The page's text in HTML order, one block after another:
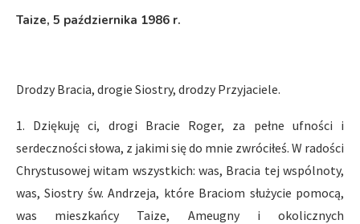
Taize, 5 października 1986 r.
Drodzy Bracia, drogie Siostry, drodzy Przyjaciele.
1. Dziękuję ci, drogi Bracie Roger, za pełne ufności i
serdeczności słowa, z jakimi się do mnie zwróciłeś. W radości
Chrystusowej witam wszystkich: was, Bracia tej wspólnoty,
was, Siostry św. Andrzeja, które Braciom służycie pomocą,
was mieszkańcy Taize, Ameugny i okolicznych